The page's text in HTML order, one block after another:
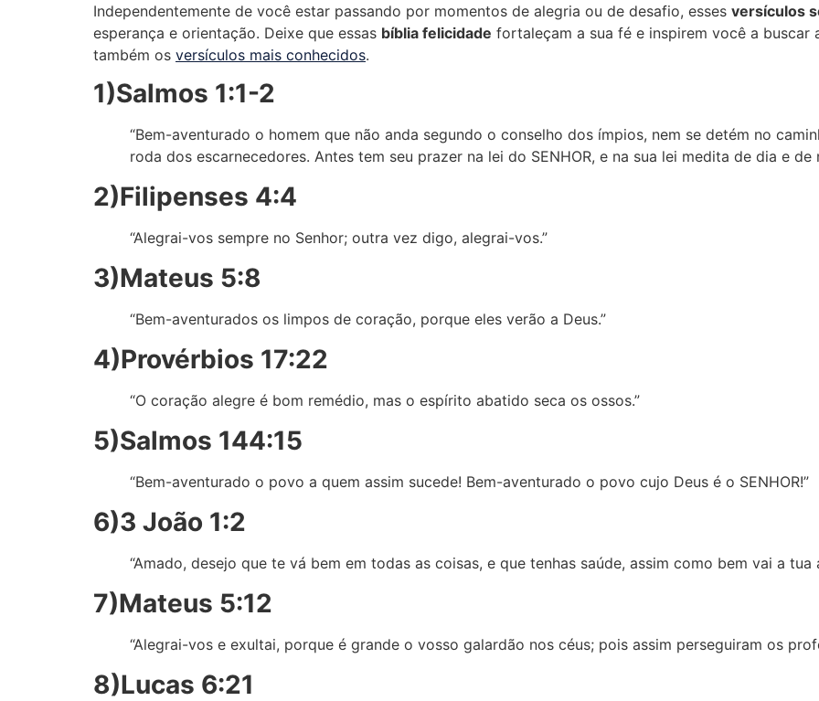
Independentemente de você estar passando por momentos de alegria ou de desafio, esses versículos
esperança e orientação. Deixe que essas bíblia felicidade fortaleçam a sua fé e inspirem você a buscar
também os versículos mais conhecidos.
1)Salmos 1:1-2
“Bem-aventurado o homem que não anda segundo o conselho dos ímpios, nem se detém no
roda dos escarnecedores. Antes tem seu prazer na lei do SENHOR, e na sua lei medita de dia e de
2)Filipenses 4:4
“Alegrai-vos sempre no Senhor; outra vez digo, alegrai-vos.”
3)Mateus 5:8
“Bem-aventurados os limpos de coração, porque eles verão a Deus.”
4)Provérbios 17:22
“O coração alegre é bom remédio, mas o espírito abatido seca os ossos.”
5)Salmos 144:15
“Bem-aventurado o povo a quem assim sucede! Bem-aventurado o povo cujo Deus é o SENHOR!”
6)3 João 1:2
“Amado, desejo que te vá bem em todas as coisas, e que tenhas saúde, assim como bem vai a tua
7)Mateus 5:12
“Alegrai-vos e exultai, porque é grande o vosso galardão nos céus; pois assim perseguiram os
8)Lucas 6:21